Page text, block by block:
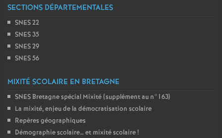
SECTIONS DÉPARTEMENTALES
SNES 22
SNES 35
SNES 29
SNES 56
MIXITÉ SCOLAIRE EN BRETAGNE
SNES Bretagne spécial Mixité (supplément au n°163)
La mixité, enjeu de la démocratisation scolaire
Repères géographiques
Démographie scolaire… et mixité scolaire!